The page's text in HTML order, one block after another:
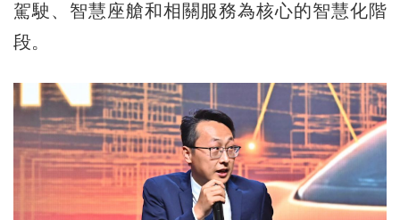
駕駛、智慧座艙和相關服務為核心的智慧化階
段。